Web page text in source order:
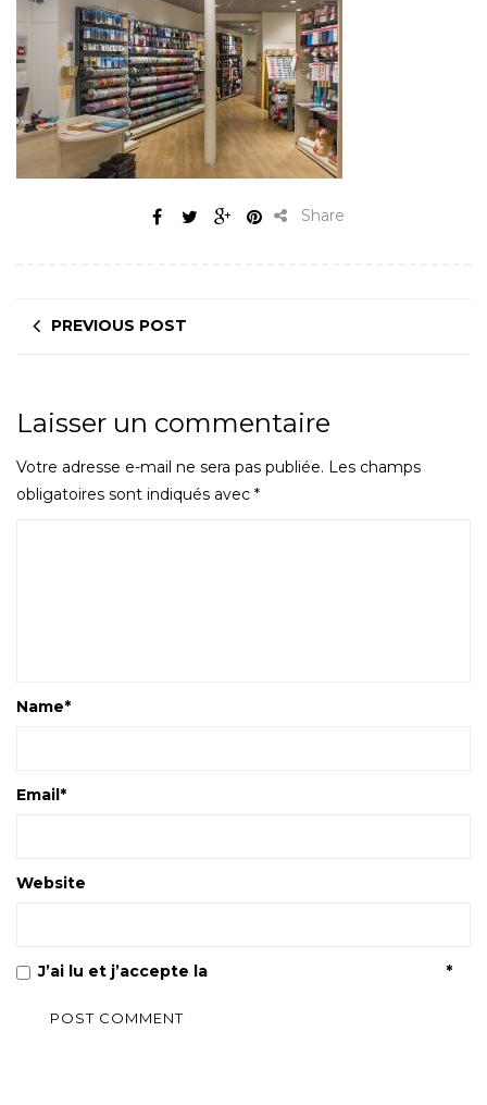
Share
PREVIOUS POST
Laisser un commentaire
Votre adresse e-mail ne sera pas publiée. Les champs
obligatoires sont indiqués avec *
Name*
Email*
Website
J’ai lu et j’accepte la *